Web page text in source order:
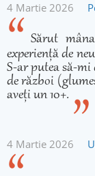
4 Martie 2026
Sărut
experiență de
S-ar putea să-mi
de război
aveți un 10+.
4 Martie 2026